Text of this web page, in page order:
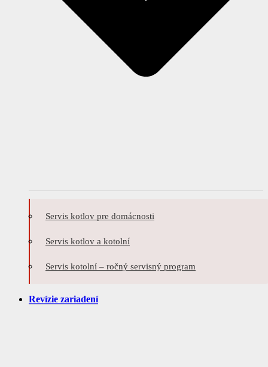
Servis kotlov pre domácnosti
Servis kotlov a kotolní
Servis kotolní – ročný servisný program
Revízie zariadení